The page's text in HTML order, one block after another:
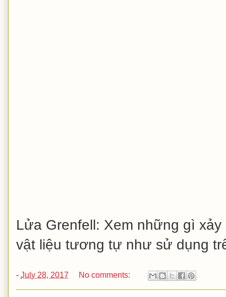
Lửa Grenfell: Xem những gì
vật liệu tương tự như sử dụng
- July 28, 2017 No comments: